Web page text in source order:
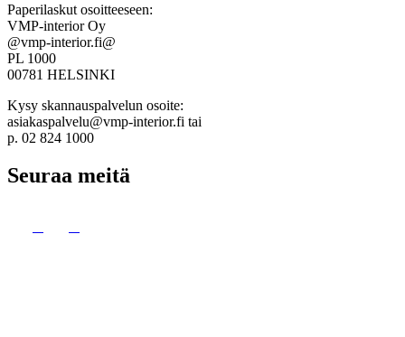
Paperilaskut osoitteeseen:
VMP-interior Oy
@vmp-interior.fi@
PL 1000
00781 HELSINKI
Kysy skannauspalvelun osoite:
asiakaspalvelu@vmp-interior.fi tai
p. 02 824 1000
Seuraa meitä